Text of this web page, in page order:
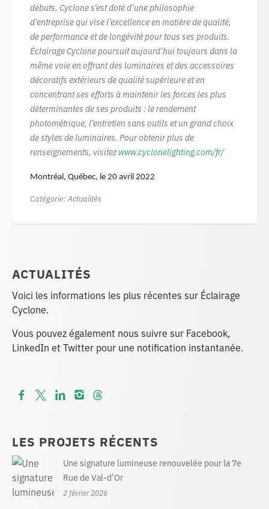
débuts, Cyclone s’est doté d’une philosophie
d’entreprise qui vise l’excellence en matière de qualité,
de performance et de longévité pour tous ses produits.
Éclairage Cyclone poursuit aujourd’hui toujours dans la
même voie en offrant des luminaires et des accessoires
décoratifs extérieurs de qualité supérieure et en
concentrant ses efforts à maintenir les forces les plus
déterminantes de ses produits : le rendement
photométrique, l’entretien sans outils et un grand choix
de styles de luminaires. Pour obtenir plus de
renseignements, visitezwww.cyclonelighting.com/fr/
Montréal, Québec, le 20 avril 2022
Catégorie: Actualités
ACTUALITÉS
Voici les informations les plus récentes sur Éclairage
Cyclone.
Vous pouvez également nous suivre sur Facebook,
LinkedIn et Twitter pour une notification instantanée.
LES PROJETS RÉCENTS
Une signature lumineuse renouvelée pour la 7e
Rue de Val-d’Or
2 février 2026